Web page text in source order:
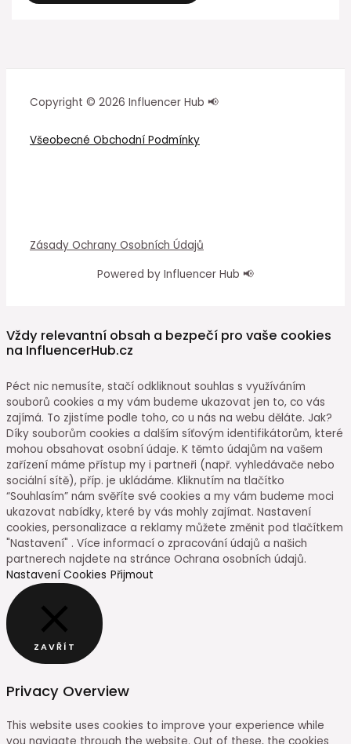
Copyright © 2026 Influencer Hub 📢
Všeobecné Obchodní Podmínky
Zásady Ochrany Osobních Údajů
Powered by Influencer Hub 📢
Vždy relevantní obsah a bezpečí pro vaše cookies
na InfluencerHub.cz
Péct nic nemusíte, stačí odkliknout souhlas s využíváním
souborů cookies a my vám budeme ukazovat jen to, co vás
zajímá. To zjistíme podle toho, co u nás na webu děláte. Jak?
Díky souborům cookies a dalším síťovým identifikátorům, které
mohou obsahovat osobní údaje. K těmto údajům na vašem
zařízení máme přístup my i partneři (např. vyhledávače nebo
sociální sítě), příp. je ukládáme. Kliknutím na tlačítko
“Souhlasím” nám svěříte své cookies a my vám budeme moci
ukazovat nabídky, které by vás mohly zajímat. Nastavení
cookies, personalizace a reklamy můžete změnit pod tlačítkem
"Nastavení" . Více informací o zpracování údajů a našich
partnerech najdete na stránce Ochrana osobních údajů.
Nastavení Cookies Přijmout
ZAVŘÍT
Privacy Overview
This website uses cookies to improve your experience while